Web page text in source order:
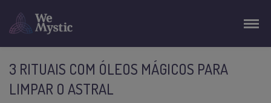
3 RITUAIS COM ÓLEOS MÁGICOS PARA
LIMPAR O ASTRAL